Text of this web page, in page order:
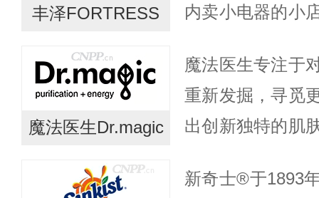
丰泽FORTRESS
内卖小电器的小
心服务顾客超过
誉。丰泽...
魔法医生Dr.magic
魔法医生专注于
重新发掘，寻觅
出创新独特的肌
酿造上等的葡萄
新奇士®于1893